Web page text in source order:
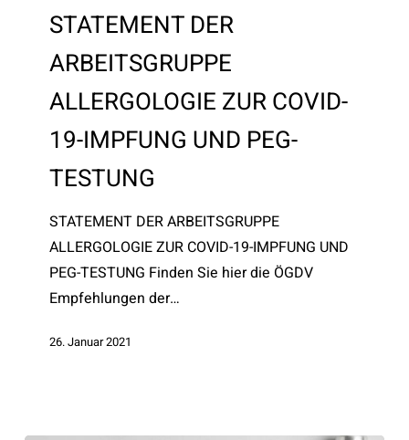
ARBEITSGRUPPE
ALLERGOLOGIE
ZUR
COVID-
IMPFUNG
UND
TESTUNG
STATEMENT DER
ARBEITSGRUPPE
ALLERGOLOGIE ZUR COVID-
19-IMPFUNG UND PEG-
TESTUNG
STATEMENT DER ARBEITSGRUPPE
ALLERGOLOGIE ZUR COVID-19-IMPFUNG UND
PEG-TESTUNG Finden Sie hier die ÖGDV
Empfehlungen der…
26. Januar 2021